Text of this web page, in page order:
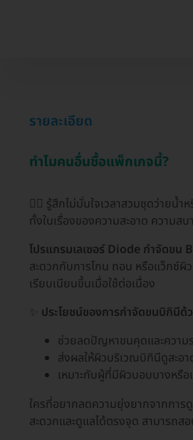
รายละเอียด
ทำไมคนอื่นซื้อแพ็กเกจนี้?
🙋‍♀️ รู้สึกไม่มั่นใจเวลาสวมชุดว่ายน้
ทั้งในเรื่องของความสะอาด ความส
โปรแกรมเลเซอร์ Diode กำจัดขน
สะดวกกับการโกน ถอน หรือแว็กซ์ผิ
เรียบเนียนขึ้นเมื่อใช้ต่อเนื่อง
ประโยชน์ของการกำจัดขนบิกินีด้
ช่วยลดปัญหาขนคุดและความ
ส่งผลให้ผิวบริเวณบิกินีดูสะอ
เหมาะกับผู้ที่มีผิวบอบบางหรื
ใครที่อยากลดความยุ่งยากจากการ
สะดวกและดูแลได้ตรงจุด สามารถส